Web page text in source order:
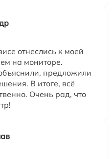
отнеслись к моей
на мониторе.
предложили
В итоге, всё
Очень рад, что